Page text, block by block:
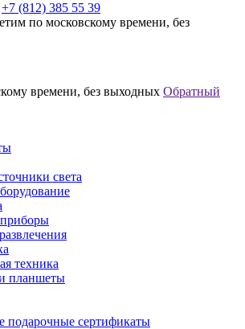
+7 (812) 385 55 39
по московскому времени, без
времени, без выходных Обратный
света
техника
планшеты
подарочные сертификаты